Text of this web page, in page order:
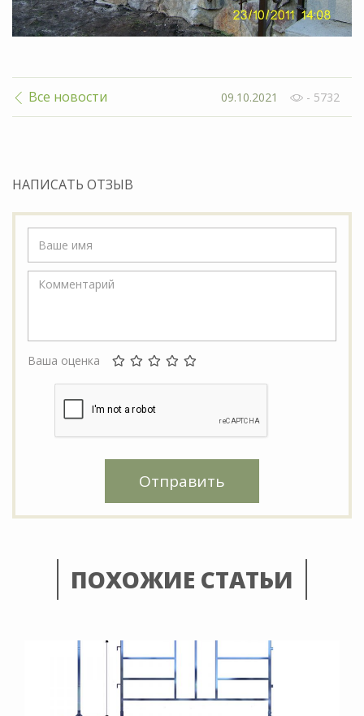
Все новости 09.10.2021 - 5732
НАПИСАТЬ ОТЗЫВ
Ваша оценка
Отправить
ПОХОЖИЕ СТАТЬИ